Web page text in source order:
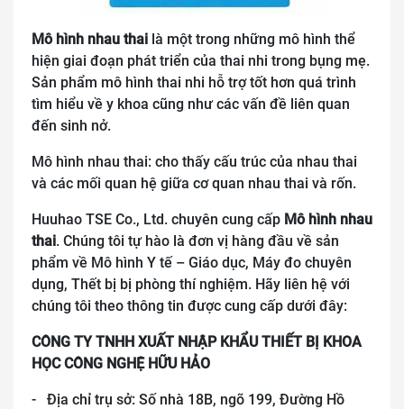
Mô hình nhau thai là một trong những mô hình thể
hiện giai đoạn phát triển của thai nhi trong bụng mẹ.
Sản phẩm mô hình thai nhi hỗ trợ tốt hơn quá trình
tìm hiểu về y khoa cũng như các vấn đề liên quan
đến sinh nở.
Mô hình nhau thai: cho thấy cấu trúc của nhau thai
và các mối quan hệ giữa cơ quan nhau thai và rốn.
Huuhao TSE Co., Ltd. chuyên cung cấp Mô hình nhau
thai. Chúng tôi tự hào là đơn vị hàng đầu về sản
phẩm về Mô hình Y tế – Giáo dục, Máy đo chuyên
dụng, Thết bị bị phòng thí nghiệm. Hãy liên hệ với
chúng tôi theo thông tin được cung cấp dưới đây:
CÔNG TY TNHH XUẤT NHẬP KHẨU THIẾT BỊ KHOA
HỌC CÔNG NGHỆ HỮU HẢO
- Địa chỉ trụ sở: Số nhà 18B, ngõ 199, Đường Hồ